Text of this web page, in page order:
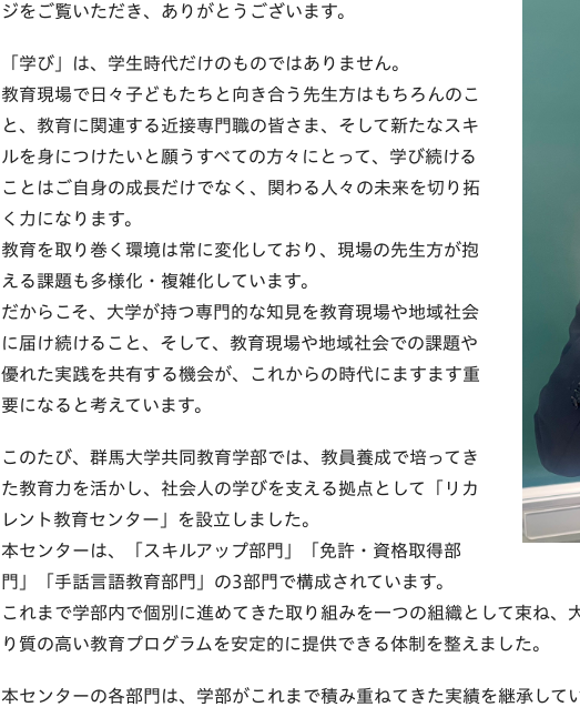
ジをご覧いただき、ありがとうございます。
「学び」は、学生時代だけのものではありません。
教育現場で日々子どもたちと向き合う先生方はもちろんのこ
と、教育に関連する近接専門職の皆さま、そして新たなスキ
ルを身につけたいと願うすべての方々にとって、学び続ける
ことはご自身の成長だけでなく、関わる人々の未来を切り拓
く力になります。
教育を取り巻く環境は常に変化しており、現場の先生方が抱
える課題も多様化・複雑化しています。
だからこそ、大学が持つ専門的な知見を教育現場や地域社会
に届け続けること、そして、教育現場や地域社会での課題や
優れた実践を共有する機会が、これからの時代にますます重
要になると考えています。
このたび、群馬大学共同教育学部では、教員養成で培ってき
た教育力を活かし、社会人の学びを支える拠点として「リカ
レント教育センター」を設立しました。
本センターは、「スキルアップ部門」「免許・資格取得部
門」「手話言語教育部門」の3部門で構成されています。
これまで学部内で個別に進めてきた取り組みを一つの組織として束ね、
り質の高い教育プログラムを安定的に提供できる体制を整えました。
本センターの各部門は、学部がこれまで積み重ねてきた実績を継承して